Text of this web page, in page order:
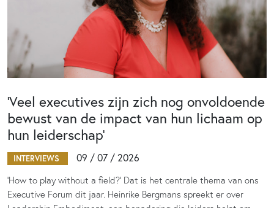
‘Veel executives zijn zich nog onvoldoende
bewust van de impact van hun lichaam op
hun leiderschap’
INTERVIEWS 09 / 07 / 2026
‘How to play without a field?’ Dat is het centrale thema van ons
Executive Forum dit jaar. Heinrike Bergmans spreekt er over